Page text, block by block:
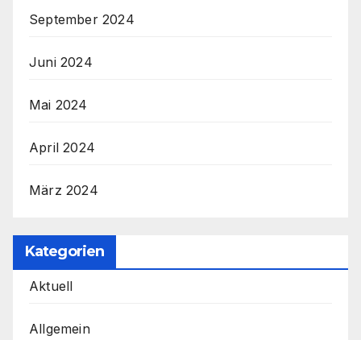
September 2024
Juni 2024
Mai 2024
April 2024
März 2024
Kategorien
Aktuell
Allgemein